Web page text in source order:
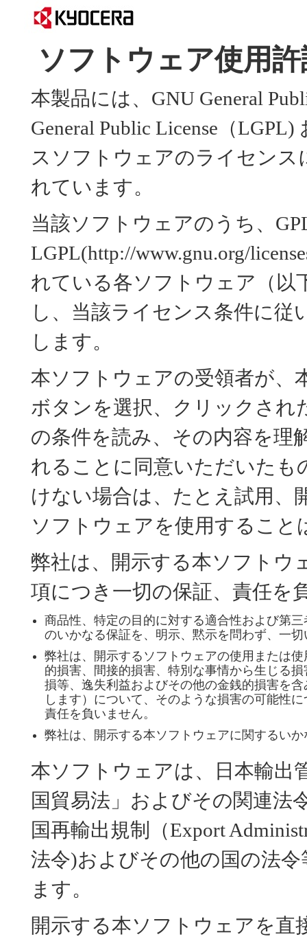
ソフトウェア使用
本製品には、GNU General
General Public License（
スソフトウェアのライセン
れています。
当該ソフトウェアのうち、
LGPL(http://www.gnu.org/
れている各ソフトウェア（以
し、当該ライセンス条件に
します。
本ソフトウェアの受領者が、
ボタンを選択、クリックされ
の条件を読み、その内容を理
れることに同意いただいたも
けない場合は、たとえ試用、
ソフトウェアを使用すること
弊社は、開示する本ソフトウ
項につき一切の保証、責任を
商品性、特定の目的に対する適合性および第
のいかなる保証を、明示、黙示を問わず、一
弊社は、開示するソフトウェアの使用または
的損害、間接的損害、特別な事情から生じる
損等、逸失利益およびその他の金銭的損害を
します）について、そのような損害の可能性
責任を負いません。
弊社は、開示する本ソフトウェアに関するい
本ソフトウェアは、日本輸出
国貿易法」およびその関連法
国再輸出規制（Export
法令)およびその他の国の法
ます。
開示する本ソフトウェアを直